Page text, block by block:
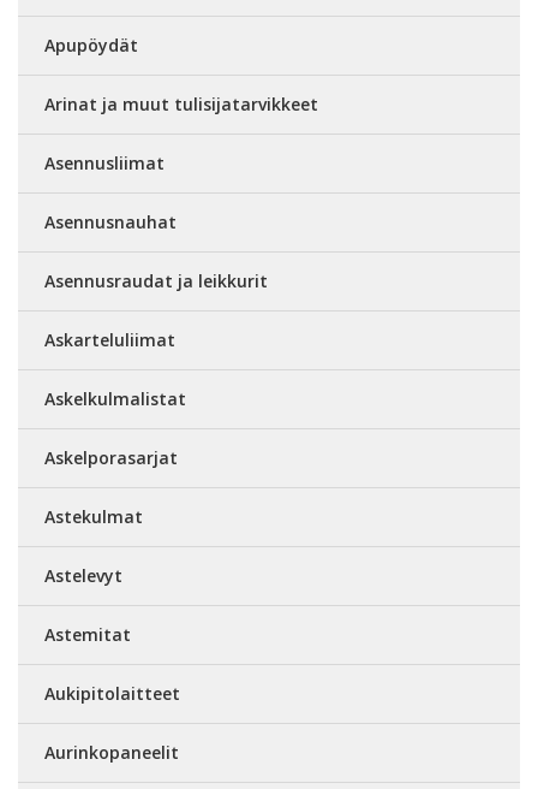
Apupöydät
Arinat ja muut tulisijatarvikkeet
Asennusliimat
Asennusnauhat
Asennusraudat ja leikkurit
Askarteluliimat
Askelkulmalistat
Askelporasarjat
Astekulmat
Astelevyt
Astemitat
Aukipitolaitteet
Aurinkopaneelit